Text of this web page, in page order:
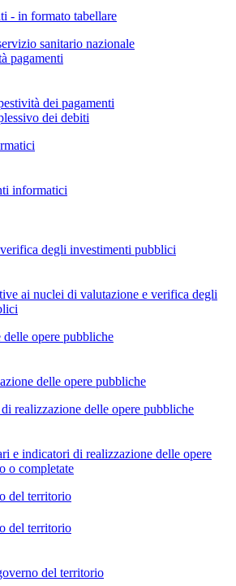
- in formato tabellare
sanitario nazionale
pagamenti
dei pagamenti
dei debiti
informatici
degli investimenti pubblici
ai nuclei di valutazione e verifica degli
opere pubbliche
delle opere pubbliche
realizzazione delle opere pubbliche
e indicatori di realizzazione delle opere
o completate
del territorio
del territorio
del territorio